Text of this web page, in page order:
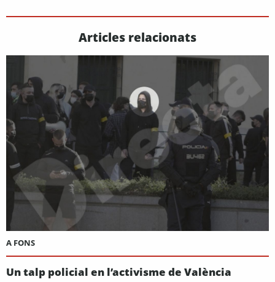
Articles relacionats
A FONS
Un talp policial en l’activisme de València